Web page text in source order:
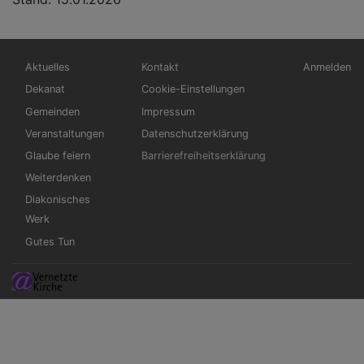
Hauptnavigation
Aktuelles
Dekanat
Gemeinden
Veranstaltungen
Glaube feiern
Weiterdenken
Diakonisches
Werk
Gutes Tun
Fußbereichsmenü
Kontakt
Cookie-Einstellungen
Impressum
Datenschutzerklärung
Barrierefreiheitserklärung
Anmelden